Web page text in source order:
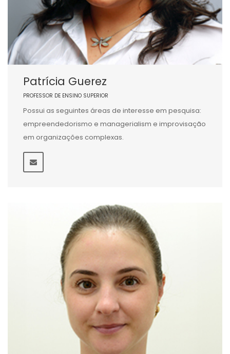
Patrícia Guerez
PROFESSOR DE ENSINO SUPERIOR
Possui as seguintes áreas de interesse em pesquisa:
empreendedorismo e managerialism e improvisação
em organizações complexas.